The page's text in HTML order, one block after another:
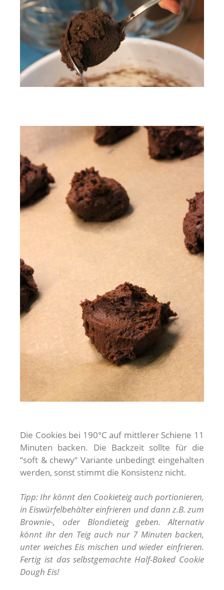
Die Cookies bei 190°C auf mittlerer Schiene 11
Minuten backen. Die Backzeit sollte für die
“soft & chewy“ Variante unbedingt eingehalten
werden, sonst stimmt die Konsistenz nicht.
Tipp: Ihr könnt den Cookieteig auch portionieren,
in Eiswürfelbehälter einfrieren und dann z.B. zum
Brownie-, oder Blondieteig geben. Alternativ
könnt ihr den Teig auch nur 7 Minuten backen,
unter weiches Eis mischen und wieder einfrieren.
Fertig ist das selbstgemachte Half-Baked Cookie
Dough Eis!